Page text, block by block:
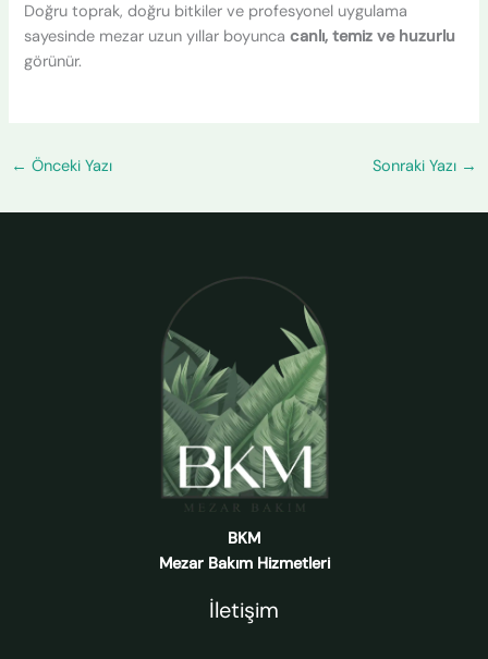
Doğru toprak, doğru bitkiler ve profesyonel uygulama
sayesinde mezar uzun yıllar boyuncacanlı, temiz ve huzurlu
görünür.
← Önceki Yazı Sonraki Yazı →
BKM
Mezar Bakım Hizmetleri
İletişim